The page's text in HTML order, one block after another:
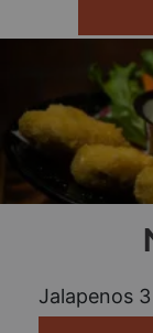
Jalapenos